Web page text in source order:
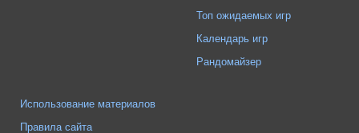
Топ ожидаемых игр
Календарь игр
Рандомайзер
Использование материалов
Правила сайта